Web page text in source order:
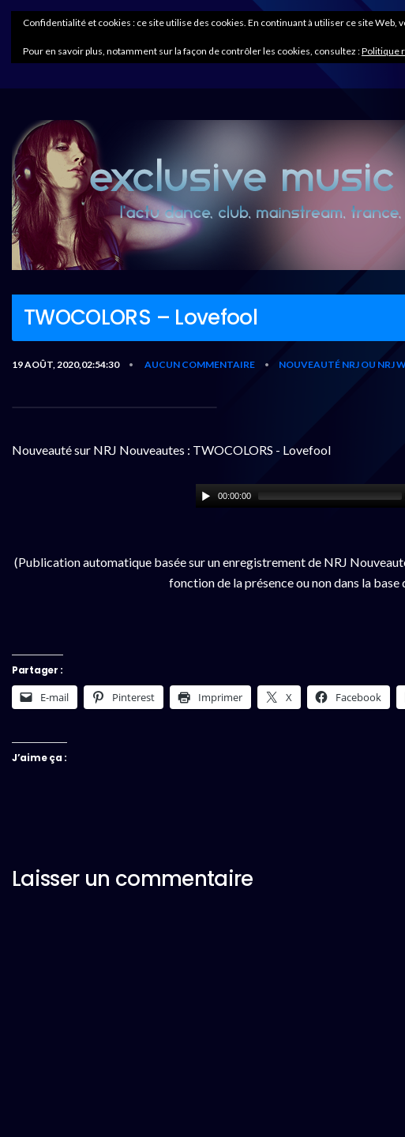
TWOCOLORS – Lovefool
19 AOÛT, 2020,02:54:30 • AUCUN COMMENTAIRE • NOUVEAUTÉ NRJ OU NRJ
Nouveauté sur NRJ Nouveautes : TWOCOLORS - Lovefool
00:00:00
(Publication automatique basée sur un enregistrement de NRJ
fonction de la présence ou non dans la
Partager :
E-mail Pinterest Imprimer X Facebook
J’aime ça :
Laisser un commentaire
Confidentialité et cookies : ce site utilise des cookies. En continuant à utiliser ce site Web,
Pour en savoir plus, notamment sur la façon de contrôler les cookies, consultez :Politique